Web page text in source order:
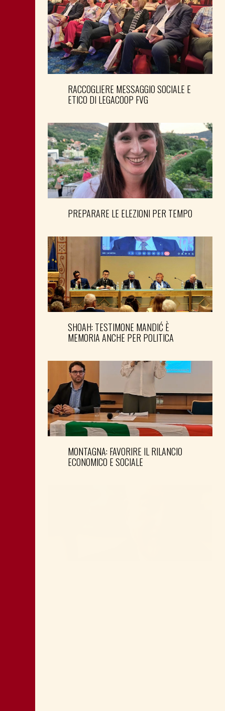
RACCOGLIERE MESSAGGIO SOCIALE E
ETICO DI LEGACOOP FVG
PREPARARE LE ELEZIONI PER TEMPO
SHOAH: TESTIMONE MANDIĆ È
MEMORIA ANCHE PER POLITICA
MONTAGNA: FAVORIRE IL RILANCIO
ECONOMICO E SOCIALE